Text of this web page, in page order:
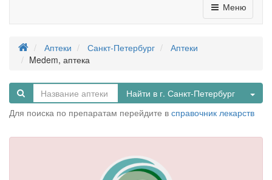
Меню
Аптеки Санкт-Петербург
Аптеки
Medem, аптека
Найти в г. Санкт-Петербург
Для поиска по препаратам перейдите в справочник лекарств